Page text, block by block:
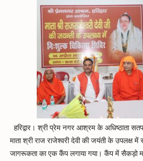
हरिद्वार। श्री प्रेम नगर आश्रम के अधिष्ठाता
माता श्री राज राजेश्वरी देवी की जयंती के उपलक्ष में
जागरूकता का एक कैंप लगाया गया। कैंप में सैकड़ो